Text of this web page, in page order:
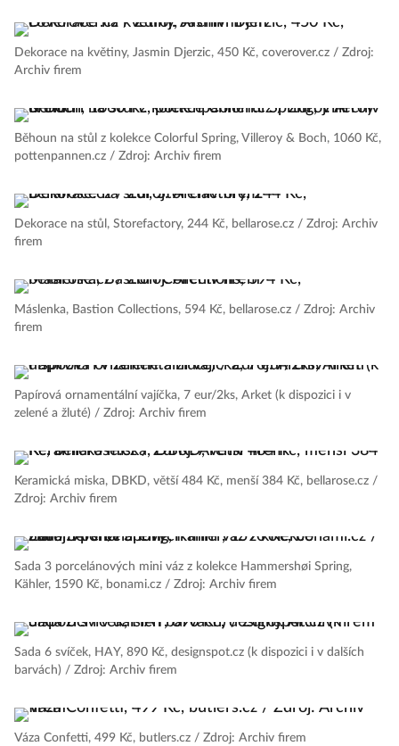
Dekorace na květiny, Jasmin Djerzic, 450 Kč, coverover.cz / Zdroj:
Archiv firem
Běhoun na stůl z kolekce Colorful Spring, Villeroy & Boch, 1060 Kč,
pottenpannen.cz / Zdroj: Archiv firem
Dekorace na stůl, Storefactory, 244 Kč, bellarose.cz / Zdroj: Archiv
firem
Máslenka, Bastion Collections, 594 Kč, bellarose.cz / Zdroj: Archiv
firem
Papírová ornamentální vajíčka, 7 eur/2ks, Arket (k dispozici i v
zelené a žluté) / Zdroj: Archiv firem
Keramická miska, DBKD, větší 484 Kč, menší 384 Kč, bellarose.cz /
Zdroj: Archiv firem
Sada 3 porcelánových mini váz z kolekce Hammershøi Spring,
Kähler, 1590 Kč, bonami.cz / Zdroj: Archiv firem
Sada 6 svíček, HAY, 890 Kč, designspot.cz (k dispozici i v dalších
barvách) / Zdroj: Archiv firem
Váza Confetti, 499 Kč, butlers.cz / Zdroj: Archiv firem